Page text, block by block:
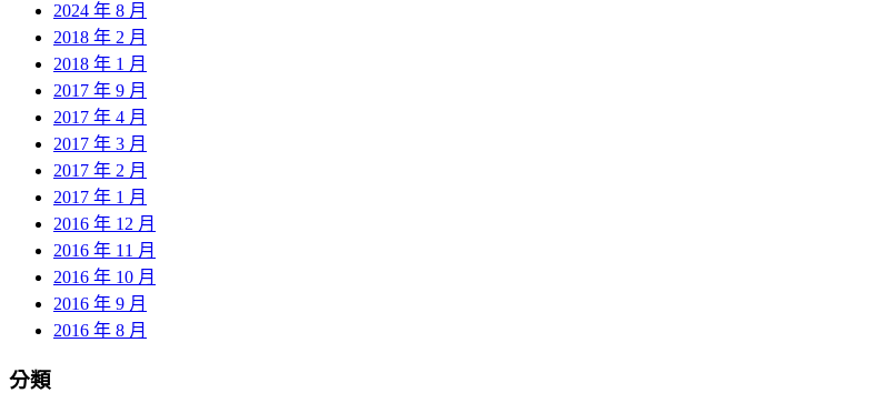
2024 年 8 月
2018 年 2 月
2018 年 1 月
2017 年 9 月
2017 年 4 月
2017 年 3 月
2017 年 2 月
2017 年 1 月
2016 年 12 月
2016 年 11 月
2016 年 10 月
2016 年 9 月
2016 年 8 月
分類